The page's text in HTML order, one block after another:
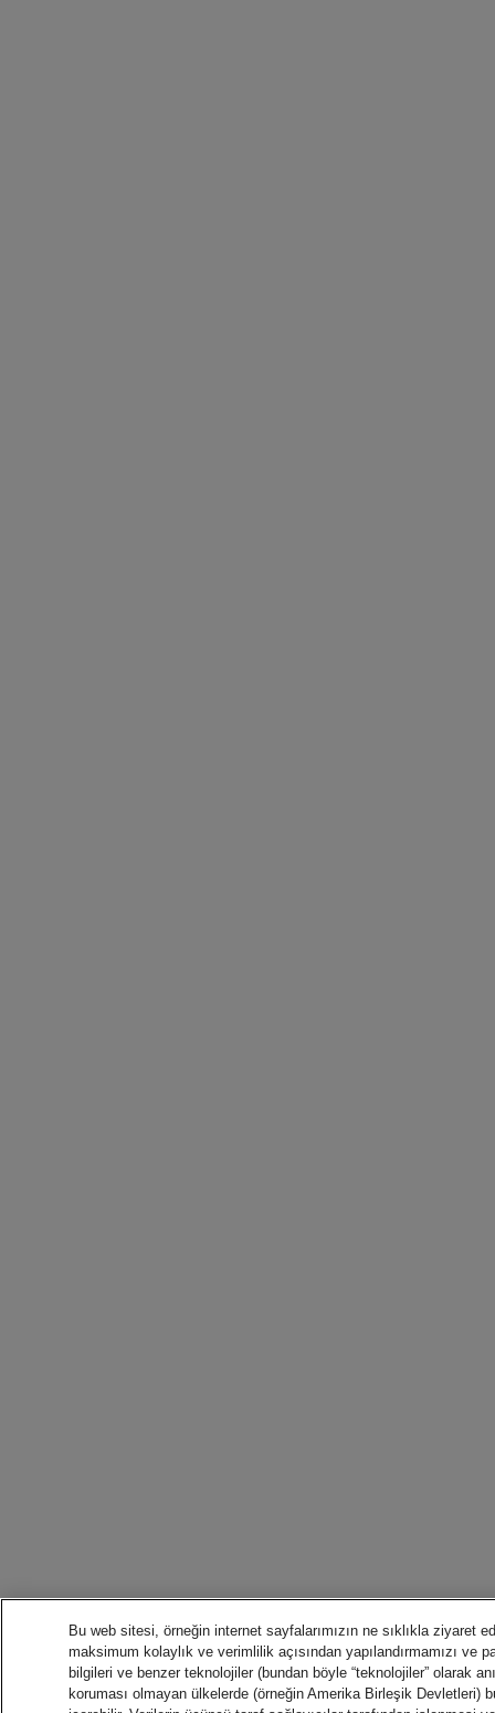
Bu web sitesi, örneğin internet sayfalarımızın ne sıklıkla ziyaret
maksimum kolaylık ve verimlilik açısından yapılandırmamızı ve
bilgileri ve benzer teknolojiler (bundan böyle “teknolojiler” olarak
koruması olmayan ülkelerde (örneğin Amerika Birleşik Devletleri)